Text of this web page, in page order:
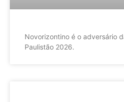
Novorizontino é o adversário
Paulistão 2026.